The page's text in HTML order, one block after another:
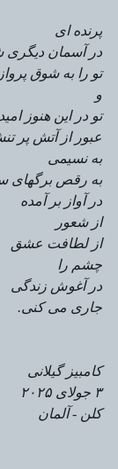
پرنده ای
در آسمان دیگری
تو را به شوق
و
تو در این هنوز
عبور از آتش پر
به نسیمی
به رقص برگهای
در آواز بر آمده
از شعور
از لطافت عشق
چشم را
در آغوش زندگی
جاری می کنی.
کامبیز گیلانی
۳ جولای ۲۰۲۵
کلن - آلمان